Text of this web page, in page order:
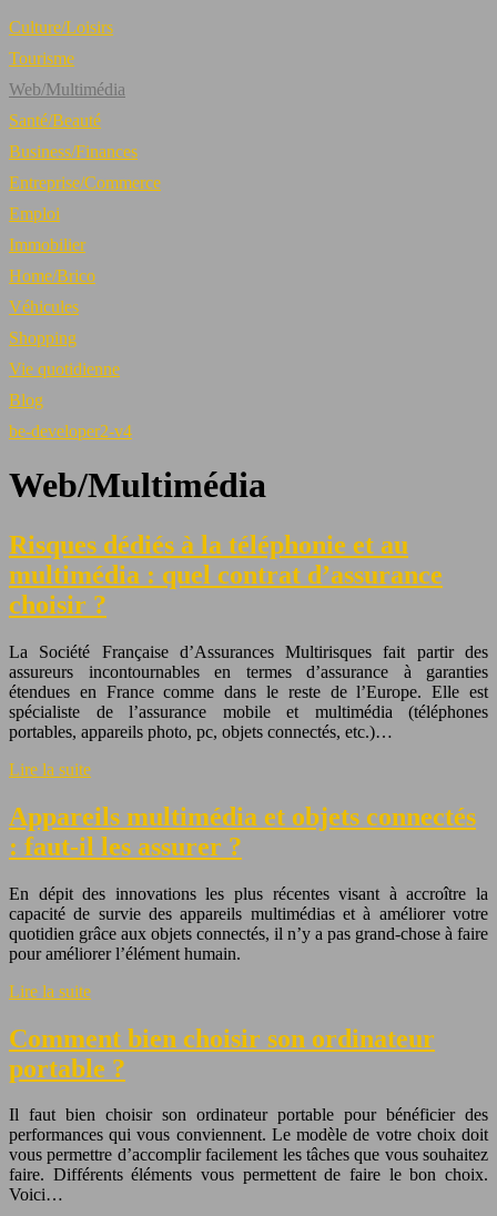
Culture/Loisirs
Tourisme
Web/Multimédia
Santé/Beauté
Business/Finances
Entreprise/Commerce
Emploi
Immobilier
Home/Brico
Véhicules
Shopping
Vie quotidienne
Blog
be-developer2-v4
Web/Multimédia
Risques dédiés à la téléphonie et au
multimédia : quel contrat d’assurance
choisir ?
La Société Française d’Assurances Multirisques fait partir des
assureurs incontournables en termes d’assurance à garanties
étendues en France comme dans le reste de l’Europe. Elle est
spécialiste de l’assurance mobile et multimédia (téléphones
portables, appareils photo, pc, objets connectés, etc.)…
Lire la suite
Appareils multimédia et objets connectés
: faut-il les assurer ?
En dépit des innovations les plus récentes visant à accroître la
capacité de survie des appareils multimédias et à améliorer votre
quotidien grâce aux objets connectés, il n’y a pas grand-chose à faire
pour améliorer l’élément humain.
Lire la suite
Comment bien choisir son ordinateur
portable ?
Il faut bien choisir son ordinateur portable pour bénéficier des
performances qui vous conviennent. Le modèle de votre choix doit
vous permettre d’accomplir facilement les tâches que vous souhaitez
faire. Différents éléments vous permettent de faire le bon choix.
Voici…